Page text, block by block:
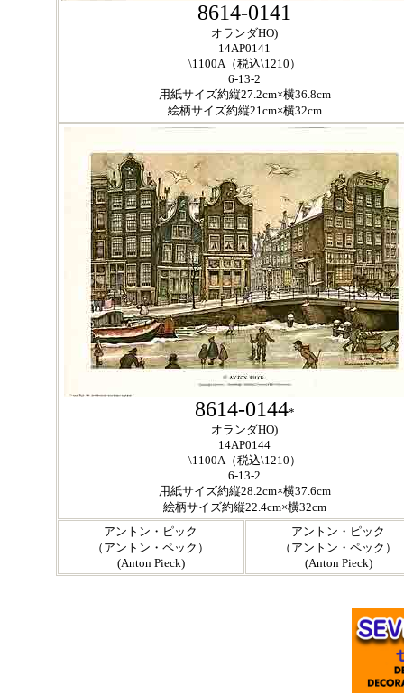
8614-0141
オランダHO)
14AP0141
\1100A（税込\1210）
6-13-2
用紙サイズ約縦27.2cm×横36.8cm
絵柄サイズ約縦21cm×横32cm
8614-0144*
オランダHO)
14AP0144
\1100A（税込\1210）
6-13-2
用紙サイズ約縦28.2cm×横37.6cm
絵柄サイズ約縦22.4cm×横32cm
アントン・ピック
（アントン・ペック）
(Anton Pieck)
アントン・ピック
（アントン・ペック）
(Anton Pieck)